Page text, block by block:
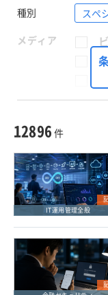
種別
スペ
メディア
スペシャルに限定
タグ
クリア
12896 件
IT運用管理全般